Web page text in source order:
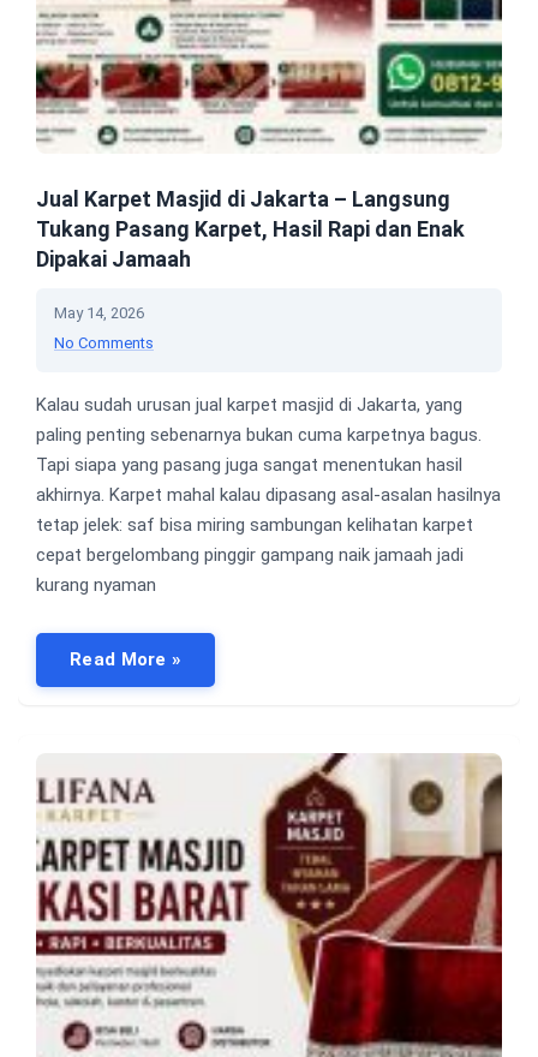
Jual Karpet Masjid di Jakarta – Langsung
Tukang Pasang Karpet, Hasil Rapi dan Enak
Dipakai Jamaah
May 14, 2026
No Comments
Kalau sudah urusan jual karpet masjid di Jakarta, yang
paling penting sebenarnya bukan cuma karpetnya bagus.
Tapi siapa yang pasang juga sangat menentukan hasil
akhirnya. Karpet mahal kalau dipasang asal-asalan hasilnya
tetap jelek: saf bisa miring sambungan kelihatan karpet
cepat bergelombang pinggir gampang naik jamaah jadi
kurang nyaman
Read More »